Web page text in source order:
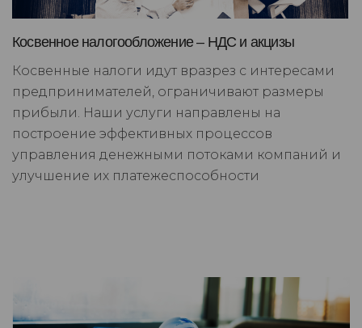
Косвенное налогообложение – НДС и акцизы
Косвенные налоги идут вразрез с интересами
предпринимателей, ограничивают размеры
прибыли. Наши услуги направлены на
построение эффективных процессов
управления денежными потоками компаний и
улучшение их платежеспособности